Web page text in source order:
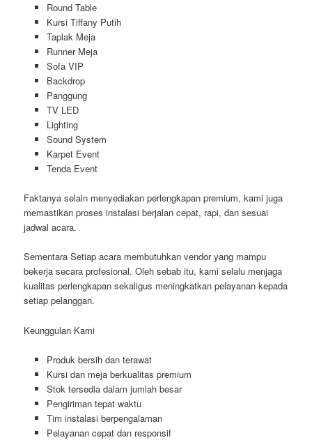
Round Table
Kursi Tiffany Putih
Taplak Meja
Runner Meja
Sofa VIP
Backdrop
Panggung
TV LED
Lighting
Sound System
Karpet Event
Tenda Event
Faktanya selain menyediakan perlengkapan premium, kami juga
memastikan proses instalasi berjalan cepat, rapi, dan sesuai
jadwal acara.
Sementara Setiap acara membutuhkan vendor yang mampu
bekerja secara profesional. Oleh sebab itu, kami selalu menjaga
kualitas perlengkapan sekaligus meningkatkan pelayanan kepada
setiap pelanggan.
Keunggulan Kami
Produk bersih dan terawat
Kursi dan meja berkualitas premium
Stok tersedia dalam jumlah besar
Pengiriman tepat waktu
Tim instalasi berpengalaman
Pelayanan cepat dan responsif